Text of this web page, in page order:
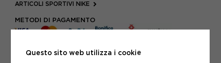
ARTICOLI SPORTIVI NIKE
METODI DI PAGAMENTO
Questo sito web utilizza i cookie